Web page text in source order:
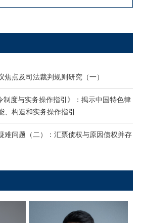
点及司法裁判规则研究（一）
制度与实务操作指引》：揭示中国特色律
、构造和实务操作指引
难问题（二）：汇票债权与原因债权并存